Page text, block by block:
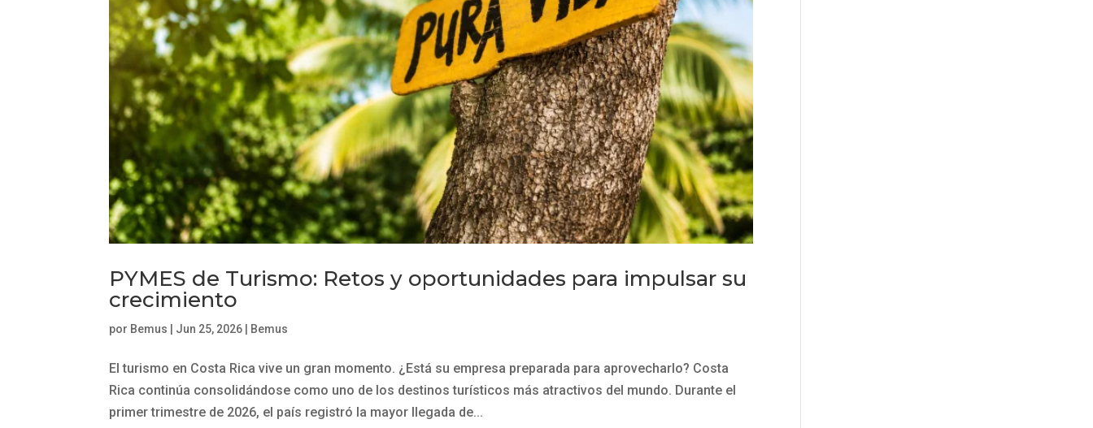
PYMES de Turismo: Retos y oportunidades para impulsar su
crecimiento
por Bemus Jun 25, 2026 Bemus
El turismo en Costa Rica vive un gran momento. ¿Está su empresa preparada para aprovecharlo? Costa
Rica continúa consolidándose como uno de los destinos turísticos más atractivos del mundo. Durante el
primer trimestre de 2026, el país registró la mayor llegada de...